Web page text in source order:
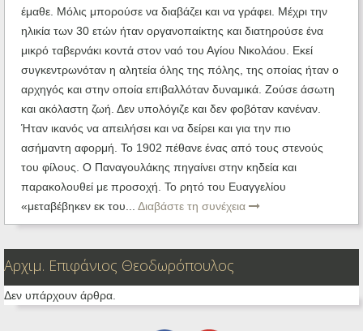
έμαθε. Μόλις μπορούσε να διαβάζει και να γράφει. Μέχρι την
ηλικία των 30 ετών ήταν οργανοπαίκτης και διατηρούσε ένα
μικρό ταβερνάκι κοντά στον ναό του Αγίου Νικολάου. Εκεί
συγκεντρωνόταν η αλητεία όλης της πόλης, της οποίας ήταν ο
αρχηγός και στην οποία επιβαλλόταν δυναμικά. Ζούσε άσωτη
και ακόλαστη ζωή. Δεν υπολόγιζε και δεν φοβόταν κανέναν.
Ήταν ικανός να απειλήσει και να δείρει και για την πιο
ασήμαντη αφορμή. Το 1902 πέθανε ένας από τους στενούς
του φίλους. Ο Παναγουλάκης πηγαίνει στην κηδεία και
παρακολουθεί με προσοχή. Το ρητό του Ευαγγελίου
«μεταβέβηκεν εκ του... Διαβάστε τη συνέχεια
Αρχιμ. Επιφάνιος Θεοδωρόπουλος
Δεν υπάρχουν άρθρα.